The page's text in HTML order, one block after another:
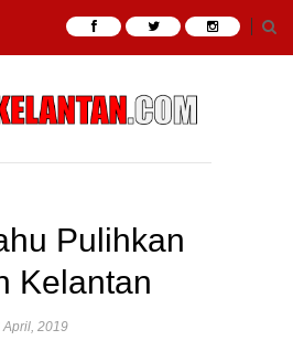
Pulihkan
Kelantan
April, 2019